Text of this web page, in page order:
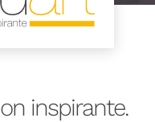
inspirante.